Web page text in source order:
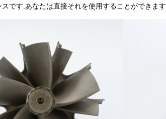
です.あなたは直接それを使用することができます.